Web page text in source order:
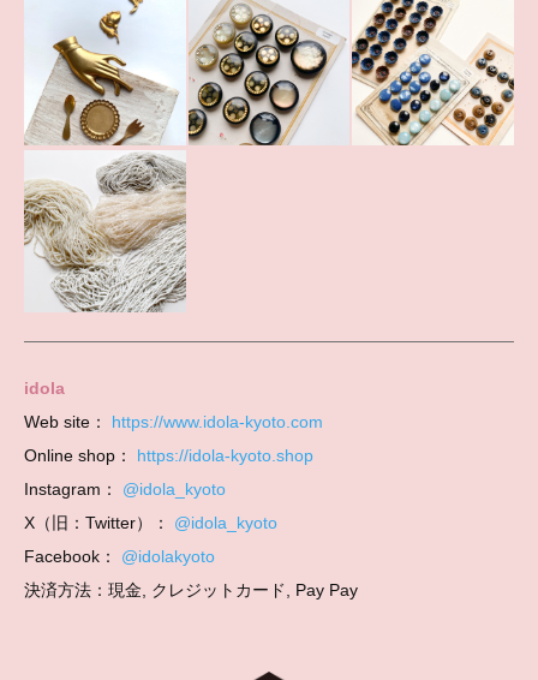
idola
Web site： https://www.idola-kyoto.com
Online shop： https://idola-kyoto.shop
Instagram： @idola_kyoto
X（旧：Twitter）： @idola_kyoto
Facebook： @idolakyoto
決済方法：現金, クレジットカード, Pay Pay